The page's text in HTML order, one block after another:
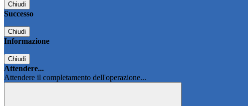
Chiudi
Successo
Chiudi
Informazione
Chiudi
Attendere...
Attendere il completamento dell'operazione...